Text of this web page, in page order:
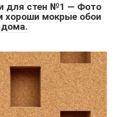
для стен №1 — Фото
хороши мокрые обои
дома.